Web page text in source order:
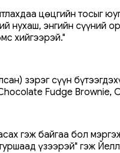
цөцгийн тосыг
нухаш, энгийн
хийгээрэй."
зэрэг сүүн
Fudge Brownie,
гэж байгаа бол
үзээрэй" гэж